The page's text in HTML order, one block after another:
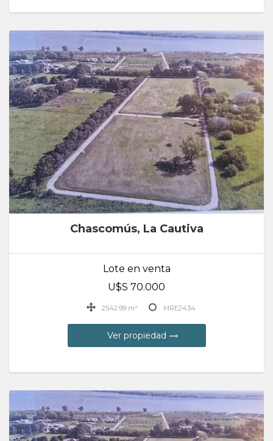
Chascomús, La Cautiva
Lote en venta
U$S 70.000
2542.99 m² MRE2434
Ver propiedad